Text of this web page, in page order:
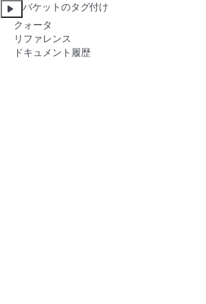
バケットのタグ付け
クォータ
リファレンス
ドキュメント履歴